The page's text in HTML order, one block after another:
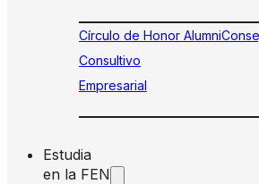
Círculo de Honor Alumni
Consultivo
Empresarial
Estudia
en la FEN